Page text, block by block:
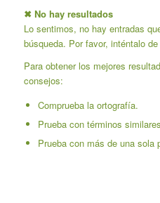
✖ No hay resultados
Lo sentimos, no hay entradas
búsqueda. Por favor, inténtalo
Para obtener los mejores
consejos:
Comprueba la ortografía.
Prueba con términos
Prueba con más de una sola